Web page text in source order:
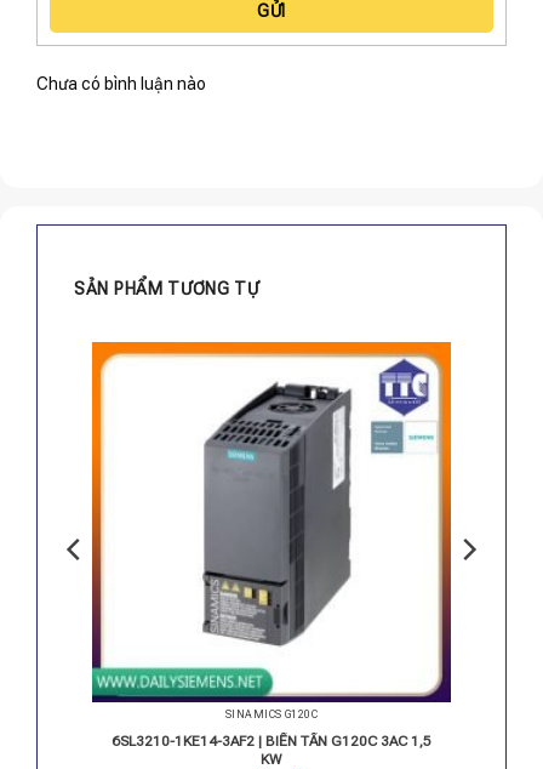
GỬI
Chưa có bình luận nào
SẢN PHẨM TƯƠNG TỰ
SINAMICS G120C
6SL3210-1KE14-3AF2 | BIẾN TẦN G120C 3AC 1,5
KW